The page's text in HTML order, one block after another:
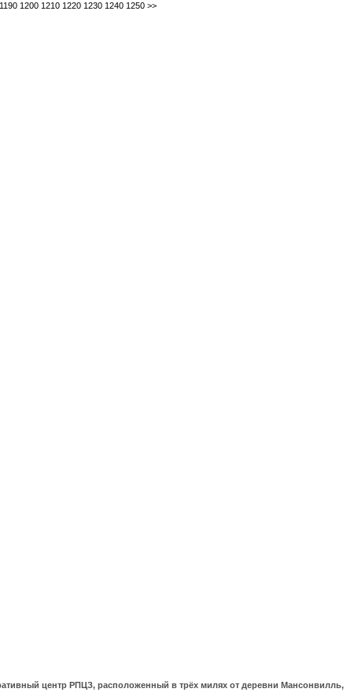
1190 1200 1210 1220 1230 1240 1250 >>
центр РПЦЗ, расположенный в трёх милях от деревни Мансонвилль,